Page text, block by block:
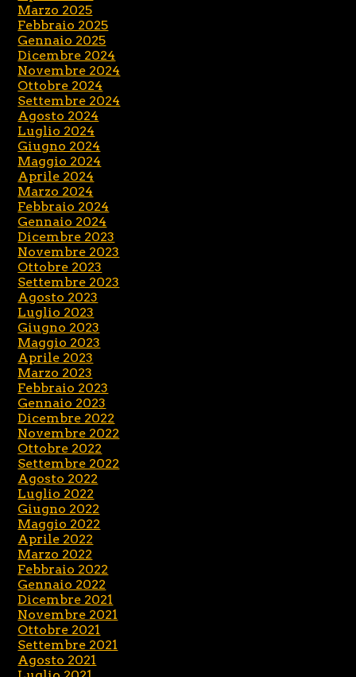
Marzo 2025
Febbraio 2025
Gennaio 2025
Dicembre 2024
Novembre 2024
Ottobre 2024
Settembre 2024
Agosto 2024
Luglio 2024
Giugno 2024
Maggio 2024
Aprile 2024
Marzo 2024
Febbraio 2024
Gennaio 2024
Dicembre 2023
Novembre 2023
Ottobre 2023
Settembre 2023
Agosto 2023
Luglio 2023
Giugno 2023
Maggio 2023
Aprile 2023
Marzo 2023
Febbraio 2023
Gennaio 2023
Dicembre 2022
Novembre 2022
Ottobre 2022
Settembre 2022
Agosto 2022
Luglio 2022
Giugno 2022
Maggio 2022
Aprile 2022
Marzo 2022
Febbraio 2022
Gennaio 2022
Dicembre 2021
Novembre 2021
Ottobre 2021
Settembre 2021
Agosto 2021